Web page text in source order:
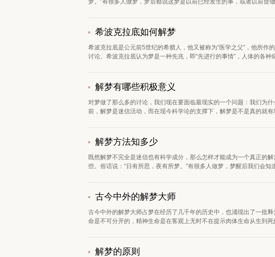
梦。”有很多人做梦，梦后都说这梦是以前已经发生的事，或者以前曾
希波克拉底如何解梦
希波克拉底是公元前5世纪的希腊人，他又被称为“医学之父”，他所
讨论。希波克拉底认为梦是一种先兆，即“先进行的事情”，人体的各种
解梦有哪些积极意义
对梦做了那么多的讨论，我们现在要面临最现实的一个问题：我们为
前，解梦是迷信活动，而在现今科学论的支撑下，解梦是不是真的就有
解梦方法知多少
既然解梦不完全是迷信也有科学成分，那么怎样才能成为一个真正的
些。俗话说：“日有所思，夜有所梦。”有很多人做梦，梦醒后我们会知
古今中外的解梦大师
古今中外的解梦大师占梦在经历了几千年的历史中，也涌现出了一批
命是不可分开的，精神生命是在客观上无时不在提示肉体生命从生到死
解梦的原则